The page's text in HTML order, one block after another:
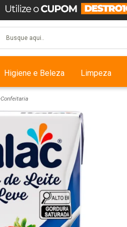
Higiene e Beleza Limpeza
Confeitaria